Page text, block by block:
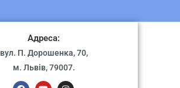
Адреса:
вул. П. Дорошенка, 70,
м. Львів, 79007.